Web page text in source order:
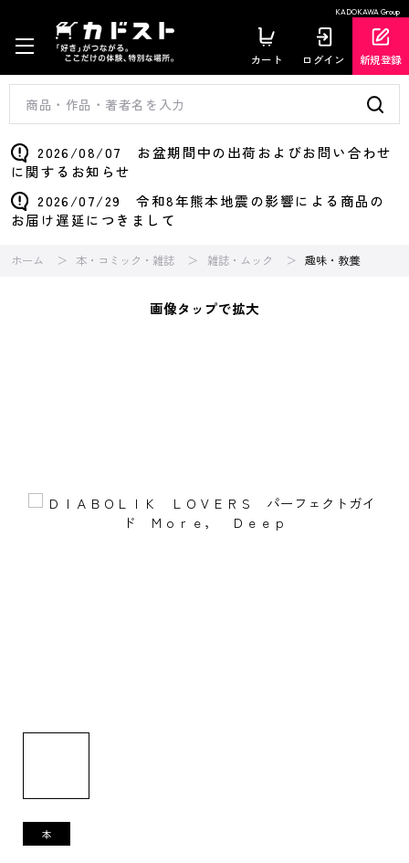
KADOKAWA Group
カート ログイン 新規登録
2026/08/07 お盆期間中の出荷およびお問い合わせ
に関するお知らせ
2026/07/29 令和8年熊本地震の影響による商品の
お届け遅延につきまして
ホーム 本・コミック・雑誌 雑誌・ムック 趣味・教養
画像タップで拡大